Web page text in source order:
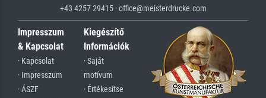
+43 4257 29415 · office@meisterdrucke.com
Impresszum
& Kapcsolat
· Kapcsolat
· Impresszum
· ÁSZF
Kiegészítő
Információk
· Saját
motívum
· Értékesítse